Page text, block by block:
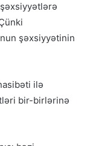
şəxsiyyətinin
ilə
bir-birlərinə